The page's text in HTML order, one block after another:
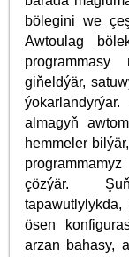
bölegini we
Awtoulag
giňeldýär,
almagyň
hemmeler
çözýär.
ösen
arzan bahasy,